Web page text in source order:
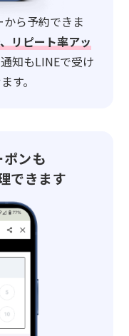
ら予約できま
リピート率アッ
知もLINEで受け
す。
ンも
できます